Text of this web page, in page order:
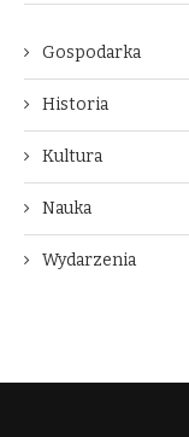
Gospodarka
Historia
Kultura
Nauka
Wydarzenia